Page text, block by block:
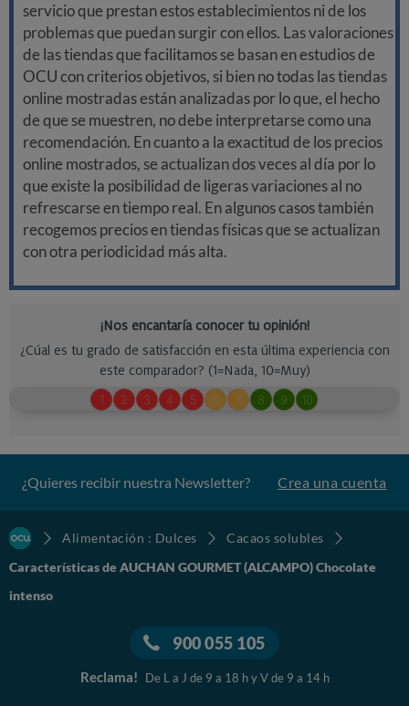
servicio que prestan estos establecimientos ni de los
problemas que puedan surgir con ellos. Las valoraciones
de las tiendas que facilitamos se basan en estudios de
OCU con criterios objetivos, si bien no todas las tiendas
online mostradas están analizadas por lo que, el hecho
de que se muestren, no debe interpretarse como una
recomendación. En cuanto a la exactitud de los precios
online mostrados, se actualizan dos veces al día por lo
que existe la posibilidad de ligeras variaciones al no
refrescarse en tiempo real. En algunos casos también
recogemos precios en tiendas físicas que se actualizan
con otra periodicidad más alta.
¿Quieres recibir nuestra Newsletter? Crea una cuenta
Alimentación : Dulces
Cacaos solubles
Características de AUCHAN GOURMET (ALCAMPO) Chocolate
intenso
900 055 105
Reclama! De L a J de 9 a 18 h y V de 9 a 14 h